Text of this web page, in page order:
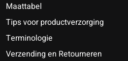
Maattabel
Tips voor productverzorging
Terminologie
Verzending en Retourneren